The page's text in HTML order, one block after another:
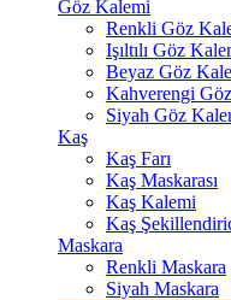
Göz Kalemi
Renkli Göz
Işıltılı Göz
Beyaz Göz
Kahverengi
Siyah Göz
Kaş
Kaş Farı
Kaş Maskarası
Kaş Kalemi
Kaş
Maskara
Renkli Maskara
Siyah Maskara